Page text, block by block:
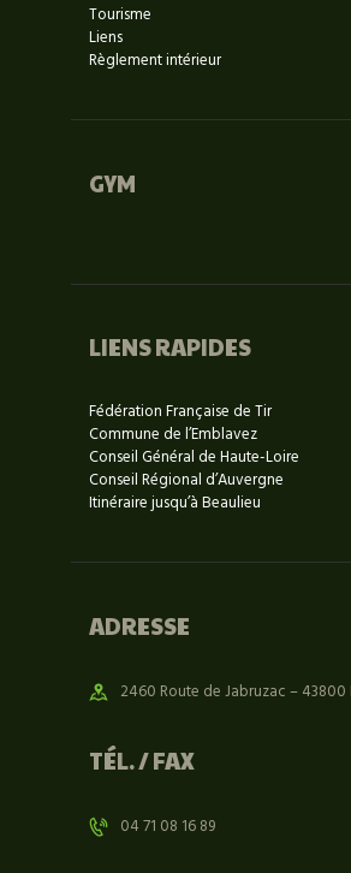
Tourisme
Liens
Règlement intérieur
GYM
LIENS RAPIDES
Fédération Française de Tir
Commune de l’Emblavez
Conseil Général de Haute-Loire
Conseil Régional d’Auvergne
Itinéraire jusqu’à Beaulieu
ADRESSE
2460 Route de Jabruzac – 43800
TÉL. / FAX
04 71 08 16 89